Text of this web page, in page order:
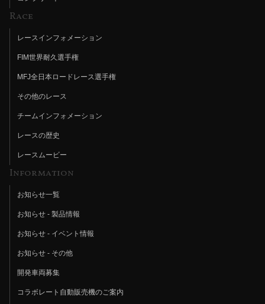
Race
レースインフォメーション
FIM世界耐久選手権
MFJ全日本ロードレース選手権
その他のレース
チームインフォメーション
レースの歴史
レースムービー
Information
お知らせ一覧
お知らせ - 製品情報
お知らせ - イベント情報
お知らせ - その他
開発車両募集
コラボレート自動販売機のご案内